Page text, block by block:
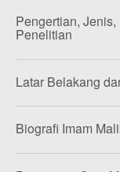
Pengertian,
Penelitian
Latar Belakang
Biografi Imam